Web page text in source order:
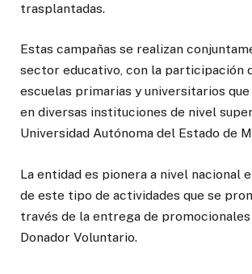
trasplantadas.
Estas campañas se realizan
sector educativo, con la participación
escuelas primarias y universitarios
en diversas instituciones de nivel
Universidad Autónoma del Estado de
La entidad es pionera a nivel nacional
de este tipo de actividades que se
través de la entrega de
Donador Voluntario.